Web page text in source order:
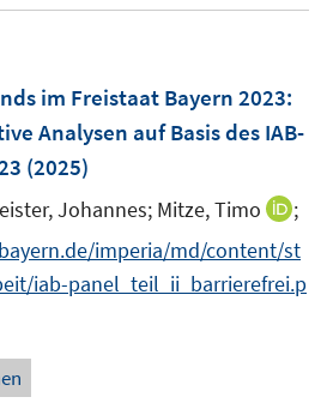
F
e
n
t
r
ö
im Freistaat Bayern 2023:
Analysen auf Basis des IAB-
(2025)
Johannes; Mitze, Timo
I
n
n
e
;
imperia/md/content/st
iab-panel_teil_ii_barrierefrei.p